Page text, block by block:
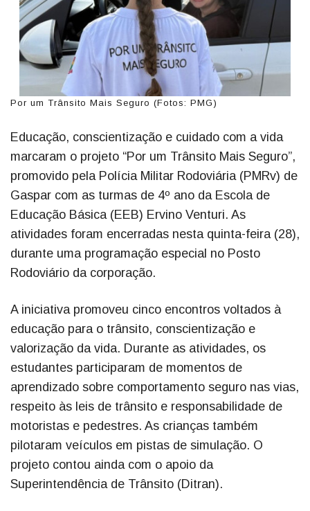
Por um Trânsito Mais Seguro (Fotos: PMG)
Educação, conscientização e cuidado com a vida
marcaram o projeto “Por um Trânsito Mais Seguro”,
promovido pela Polícia Militar Rodoviária (PMRv) de
Gaspar com as turmas de 4º ano da Escola de
Educação Básica (EEB) Ervino Venturi. As
atividades foram encerradas nesta quinta-feira (28),
durante uma programação especial no Posto
Rodoviário da corporação.
A iniciativa promoveu cinco encontros voltados à
educação para o trânsito, conscientização e
valorização da vida. Durante as atividades, os
estudantes participaram de momentos de
aprendizado sobre comportamento seguro nas vias,
respeito às leis de trânsito e responsabilidade de
motoristas e pedestres. As crianças também
pilotaram veículos em pistas de simulação. O
projeto contou ainda com o apoio da
Superintendência de Trânsito (Ditran).